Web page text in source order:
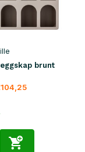
brunt